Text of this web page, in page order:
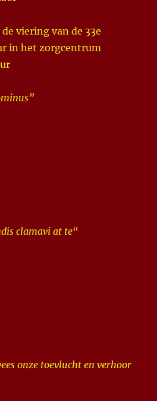
viering van de 33e
in het zorgcentrum
clamavi at te“
onze toevlucht en verhoor